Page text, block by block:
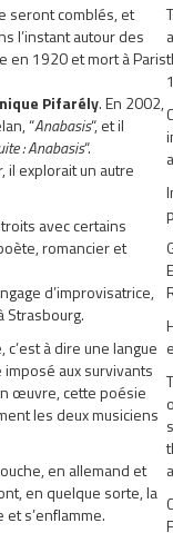
seront comblés, et
l’instant autour des
en 1920 et mort à Paris
Pifarély. En 2002,
“Anabasis“, et il
: Anabasis“.
il explorait un autre
avec certains
romancier et
d’improvisatrice,
Strasbourg.
à dire une langue
aux survivants
œuvre, cette poésie
les deux musiciens
en allemand et
en quelque sorte, la
s’enflamme.